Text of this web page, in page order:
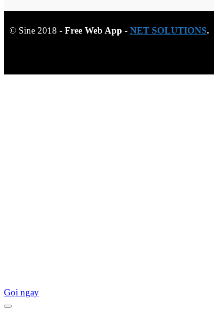
© Sine 2018 - Free Web App - NET SOLUTIONS.
Gọi ngay